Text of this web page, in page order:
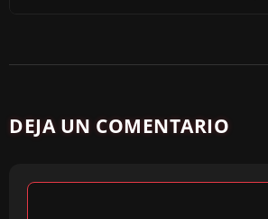
DEJA UN COMENTARIO